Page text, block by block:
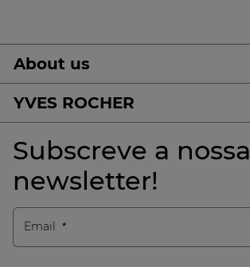
About us
YVES ROCHER
Subscreve a nossa
newsletter!
Email